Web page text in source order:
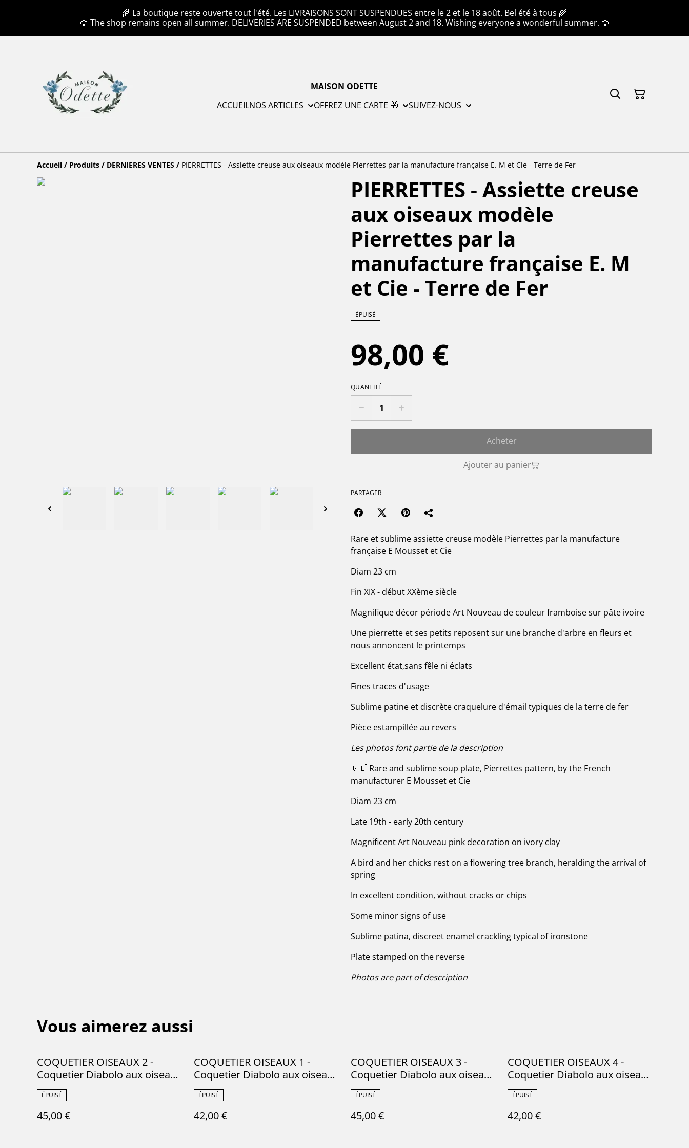
🌾 La boutique reste ouverte tout l'été. Les LIVRAISONS SONT SUSPENDUES entre le 2 et le 18 août. Bel été à tous 🌾
🌻 The shop remains open all summer. DELIVERIES ARE SUSPENDED between August 2 and 18. Wishing everyone a wonderful summer. 🌻
MAISON ODETTE
ACCUEILNOS ARTICLES OFFREZ UNE CARTE 🎁 SUIVEZ-NOUS
Accueil / Produits / DERNIERES VENTES / PIERRETTES - Assiette creuse aux oiseaux modèle Pierrettes par la manufacture française E. M et Cie - Terre de Fer
PIERRETTES - Assiette creuse
aux oiseaux modèle
Pierrettes par la
manufacture française E. M
et Cie - Terre de Fer
ÉPUISÉ
98,00 €
QUANTITÉ
Acheter
Ajouter au panier
PARTAGER
Rare et sublime assiette creuse modèle Pierrettes par la manufacture
française E Mousset et Cie
Diam 23 cm
Fin XIX - début XXème siècle
Magnifique décor période Art Nouveau de couleur framboise sur pâte ivoire
Une pierrette et ses petits reposent sur une branche d'arbre en fleurs et
nous annoncent le printemps
Excellent état,sans fêle ni éclats
Fines traces d'usage
Sublime patine et discrète craquelure d'émail typiques de la terre de fer
Pièce estampillée au revers
Les photos font partie de la description
🇬🇧 Rare and sublime soup plate, Pierrettes pattern, by the French
manufacturer E Mousset et Cie
Diam 23 cm
Late 19th - early 20th century
Magnificent Art Nouveau pink decoration on ivory clay
A bird and her chicks rest on a flowering tree branch, heralding the arrival of
spring
In excellent condition, without cracks or chips
Some minor signs of use
Sublime patina, discreet enamel crackling typical of ironstone
Plate stamped on the reverse
Photos are part of description
Vous aimerez aussi
COQUETIER OISEAUX 2 -
Coquetier Diabolo aux oiseaux
de la manufacture de Gien -
Terre de Fer
ÉPUISÉ
45,00 €
COQUETIER OISEAUX 1 -
Coquetier Diabolo aux oiseaux
de la manufacture de Gien -
Terre de Fer
ÉPUISÉ
42,00 €
COQUETIER OISEAUX 3 -
Coquetier Diabolo aux oiseaux
de la manufacture de Gien -
Terre de Fer
ÉPUISÉ
45,00 €
COQUETIER OISEAUX 4 -
Coquetier Diabolo aux oiseaux
de la manufacture de Gien -
Terre de Fer
ÉPUISÉ
42,00 €